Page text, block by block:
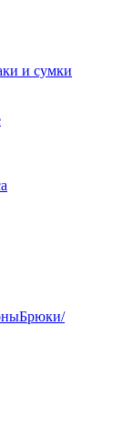
и сумки
Брюки/